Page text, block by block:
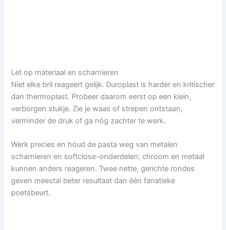
Let op materiaal en scharnieren
Niet elke bril reageert gelijk. Duroplast is harder en kritischer
dan thermoplast. Probeer daarom eerst op een klein,
verborgen stukje. Zie je waas of strepen ontstaan,
verminder de druk of ga nóg zachter te werk.
Werk precies en houd de pasta weg van metalen
scharnieren en softclose-onderdelen; chroom en metaal
kunnen anders reageren. Twee nette, gerichte rondes
geven meestal beter resultaat dan één fanatieke
poetsbeurt.